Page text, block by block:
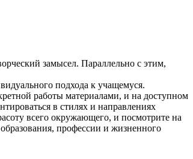
замысел. Параллельно с этим,
подхода к учащемуся.
работы материалами, и на доступном
в стилях и направлениях
всего окружающего, и посмотрите на
профессии и жизненного